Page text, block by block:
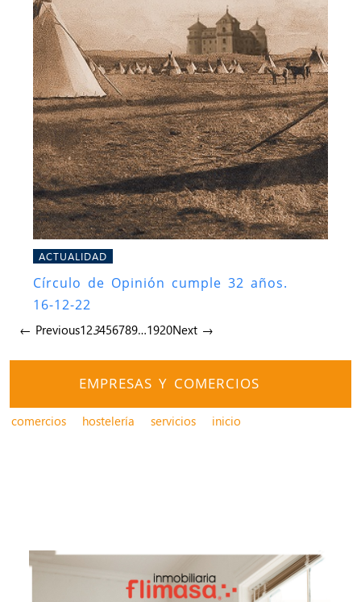
ACTUALIDAD
Círculo de Opinión cumple 32 años.
16-12-22
← Previous123456789…1920Next →
EMPRESAS Y COMERCIOS
comercios hostelería servicios inicio